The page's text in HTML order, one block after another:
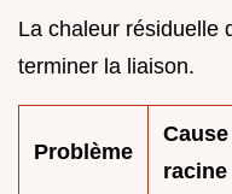
La chaleur résiduelle
terminer la liaison.
Problème
Cause
racine